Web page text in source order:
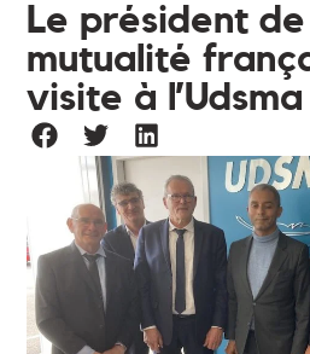
Le président
mutualité
visite à l’Udsma